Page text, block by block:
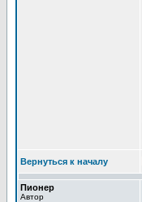
Вернуться к началу
Пионер
Автор